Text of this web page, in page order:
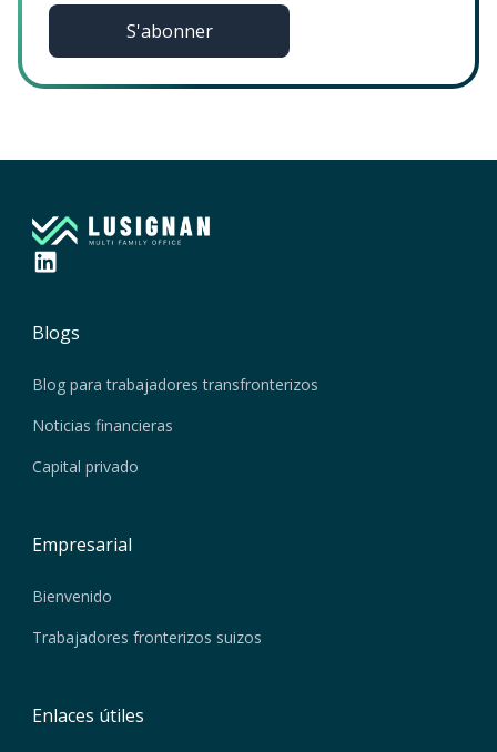
Blogs
Blog para trabajadores transfronterizos
Noticias financieras
Capital privado
Empresarial
Bienvenido
Trabajadores fronterizos suizos
Enlaces útiles